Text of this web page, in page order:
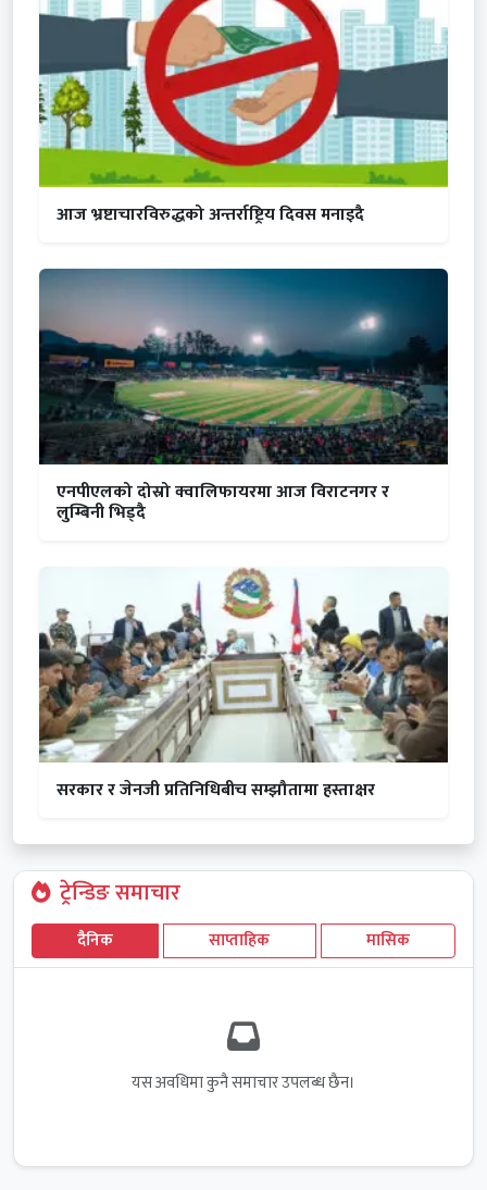
आज भ्रष्टाचारविरुद्धको अन्तर्राष्ट्रिय दिवस मनाइदै
एनपीएलको दोस्रो क्वालिफायरमा आज विराटनगर र
लुम्बिनी भिड्दै
सरकार र जेनजी प्रतिनिधिबीच सम्झौतामा हस्ताक्षर
ट्रेन्डिङ समाचार
दैनिक साप्ताहिक मासिक
यस अवधिमा कुनै समाचार उपलब्ध छैन।